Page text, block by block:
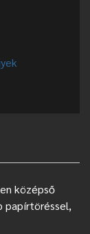
középső
papírtöréssel,